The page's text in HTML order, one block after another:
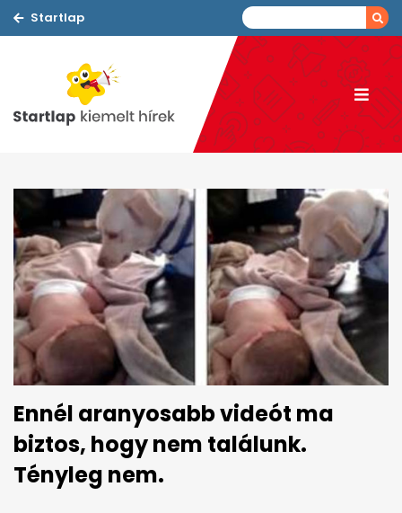
Startlap
Ennél aranyosabb videót ma
biztos, hogy nem találunk.
Tényleg nem.